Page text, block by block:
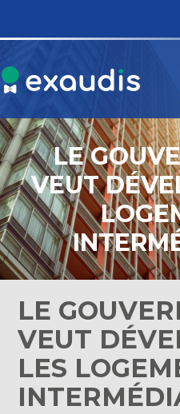
Aller
LE
VEUT
LE
VEUT
LES